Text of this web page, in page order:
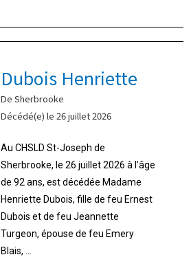
Dubois Henriette
De Sherbrooke
Décédé(e) le 26 juillet 2026
Au CHSLD St-Joseph de
Sherbrooke, le 26 juillet 2026 à l’âge
de 92 ans, est décédée Madame
Henriette Dubois, fille de feu Ernest
Dubois et de feu Jeannette
Turgeon, épouse de feu Emery
Blais, ...